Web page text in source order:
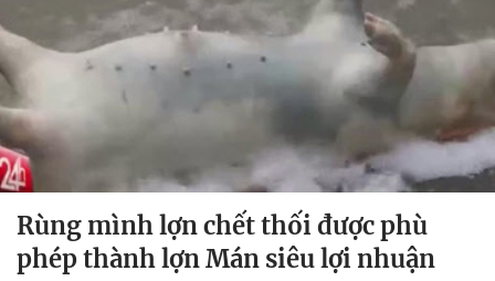
Rùng mình lợn chết thối được phù
phép thành lợn Mán siêu lợi nhuận